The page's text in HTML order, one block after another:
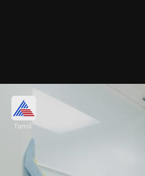
பழைய
ஃப்ரிட்ஜை சுத்தமாக
துர்நாற்றத்தைத்
செய்தித்தாளை
Tamil